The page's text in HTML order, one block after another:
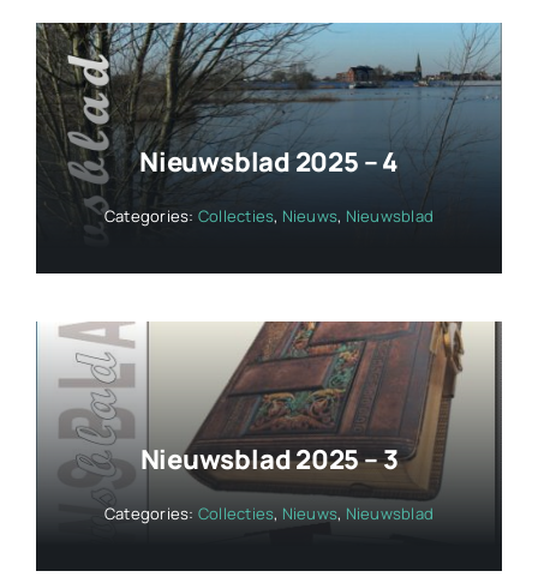
Nieuwsblad 2025 – 4
Categories: Collecties, Nieuws, Nieuwsblad
Nieuwsblad 2025 – 3
Categories: Collecties, Nieuws, Nieuwsblad